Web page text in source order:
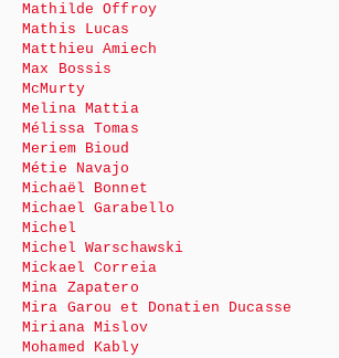
Mathilde Offroy
Mathis Lucas
Matthieu Amiech
Max Bossis
McMurty
Melina Mattia
Mélissa Tomas
Meriem Bioud
Métie Navajo
Michaël Bonnet
Michael Garabello
Michel
Michel Warschawski
Mickael Correia
Mina Zapatero
Mira Garou et Donatien Ducasse
Miriana Mislov
Mohamed Kably